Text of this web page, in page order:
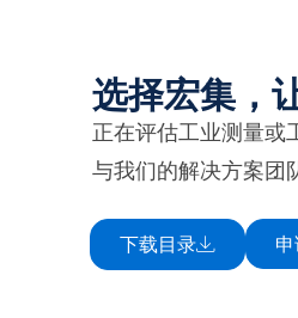
选择宏集，
正在评估工业测量或
与我们的解决方案团
下载目录